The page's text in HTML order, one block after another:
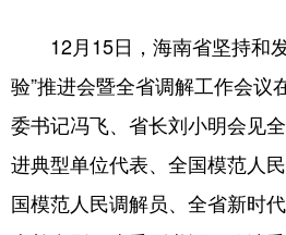
12月15日，海南省坚持和
验”推进会暨全省调解工作会议
委书记冯飞、省长刘小明会见
进典型单位代表、全国模范人
国模范人民调解员、全省新时